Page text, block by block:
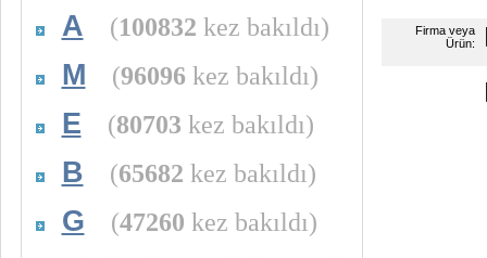
A (100832 kez bakıldı)
M (96096 kez bakıldı)
E (80703 kez bakıldı)
B (65682 kez bakıldı)
G (47260 kez bakıldı)
Firma veya
Ürün: